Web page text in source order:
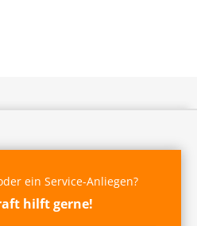
ein Service-Anliegen?
hilft gerne!